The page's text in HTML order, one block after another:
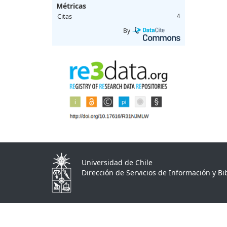
Métricas
Citas 4
By
Universidad de Chile
Dirección de Servicios de Información y